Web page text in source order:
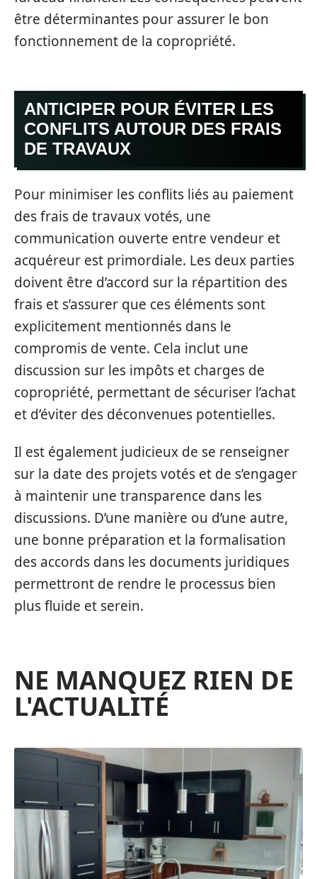
être déterminantes pour assurer le bon
fonctionnement de la copropriété.
ANTICIPER POUR ÉVITER LES
CONFLITS AUTOUR DES FRAIS
DE TRAVAUX
Pour minimiser les conflits liés au paiement
des frais de travaux votés, une
communication ouverte entre vendeur et
acquéreur est primordiale. Les deux parties
doivent être d’accord sur la répartition des
frais et s’assurer que ces éléments sont
explicitement mentionnés dans le
compromis de vente. Cela inclut une
discussion sur les impôts et charges de
copropriété, permettant de sécuriser l’achat
et d’éviter des déconvenues potentielles.
Il est également judicieux de se renseigner
sur la date des projets votés et de s’engager
à maintenir une transparence dans les
discussions. D’une manière ou d’une autre,
une bonne préparation et la formalisation
des accords dans les documents juridiques
permettront de rendre le processus bien
plus fluide et serein.
NE MANQUEZ RIEN DE
L'ACTUALITÉ